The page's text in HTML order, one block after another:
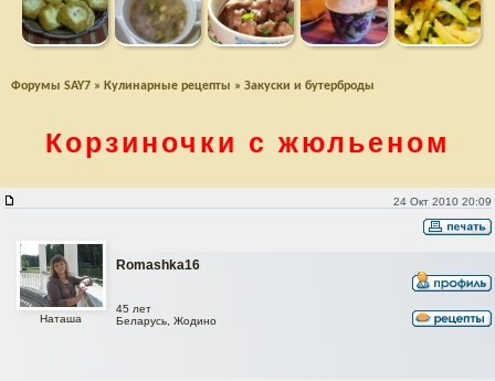
Форумы SAY7 » Кулинарные рецепты » Закуски и бутерброды
Корзиночки с жюльеном
24 Окт 2010 20:09
Romashka16
Наташа
45 лет
Беларусь, Жодино